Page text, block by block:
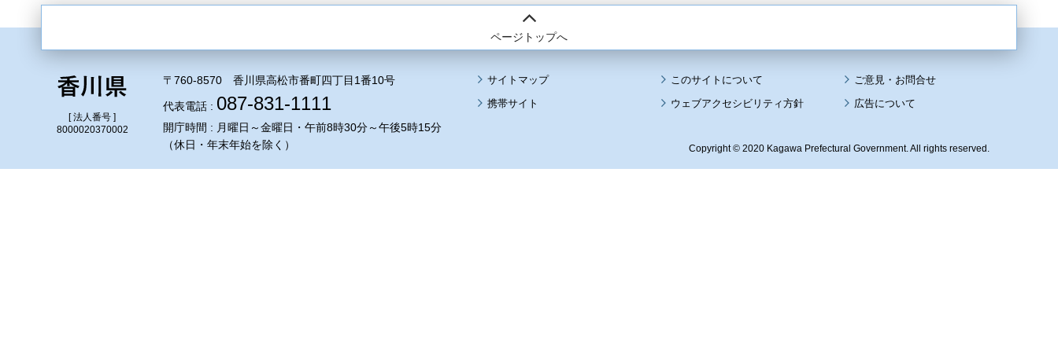
ページトップへ
[ 法人番号 ]
8000020370002
〒760-8570 香川県高松市番町四丁目1番10号
代表電話 : 087-831-1111
開庁時間 : 月曜日～金曜日・午前8時30分～午後5時15分
（休日・年末年始を除く）
サイトマップ
このサイトについて
携帯サイト
ウェブアクセシビリティ方針 広告について
Copyright © 2020 Kagawa Prefectural Government. All rights reserved.